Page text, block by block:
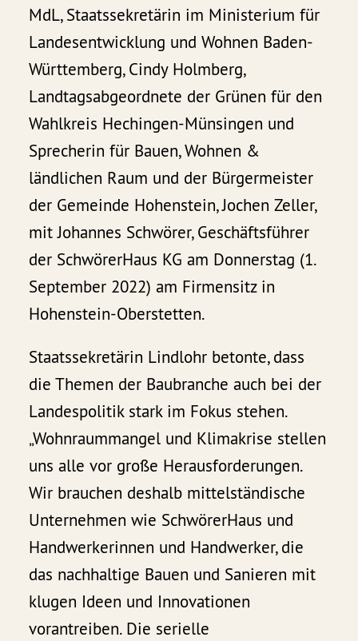
MdL, Staatssekretärin im Ministerium für
Landesentwicklung und Wohnen Baden-
Württemberg, Cindy Holmberg,
Landtagsabgeordnete der Grünen für den
Wahlkreis Hechingen-Münsingen und
Sprecherin für Bauen, Wohnen &
ländlichen Raum und der Bürgermeister
der Gemeinde Hohenstein, Jochen Zeller,
mit Johannes Schwörer, Geschäftsführer
der SchwörerHaus KG am Donnerstag (1.
September 2022) am Firmensitz in
Hohenstein-Oberstetten.
Staatssekretärin Lindlohr betonte, dass
die Themen der Baubranche auch bei der
Landespolitik stark im Fokus stehen.
„Wohnraummangel und Klimakrise stellen
uns alle vor große Herausforderungen.
Wir brauchen deshalb mittelständische
Unternehmen wie SchwörerHaus und
Handwerkerinnen und Handwerker, die
das nachhaltige Bauen und Sanieren mit
klugen Ideen und Innovationen
vorantreiben. Die serielle